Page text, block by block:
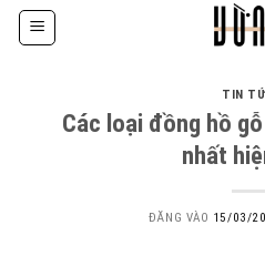
qua
TIN
Các loại đồng hồ
nhất
ĐĂNG VÀO 15/03/